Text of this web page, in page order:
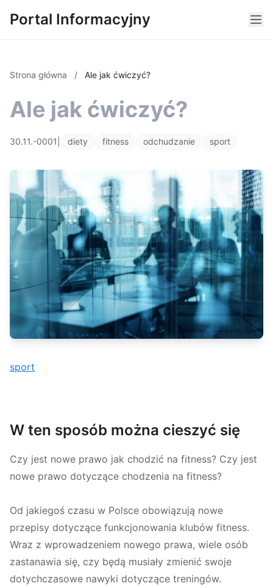
Portal Informacyjny
Strona główna / Ale jak ćwiczyć?
Ale jak ćwiczyć?
30.11.-0001 diety fitness odchudzanie sport
sport
W ten sposób można cieszyć się
Czy jest nowe prawo jak chodzić na fitness? Czy jest
nowe prawo dotyczące chodzenia na fitness?
Od jakiegoś czasu w Polsce obowiązują nowe
przepisy dotyczące funkcjonowania klubów fitness.
Wraz z wprowadzeniem nowego prawa, wiele osób
zastanawia się, czy będą musiały zmienić swoje
dotychczasowe nawyki dotyczące treningów.